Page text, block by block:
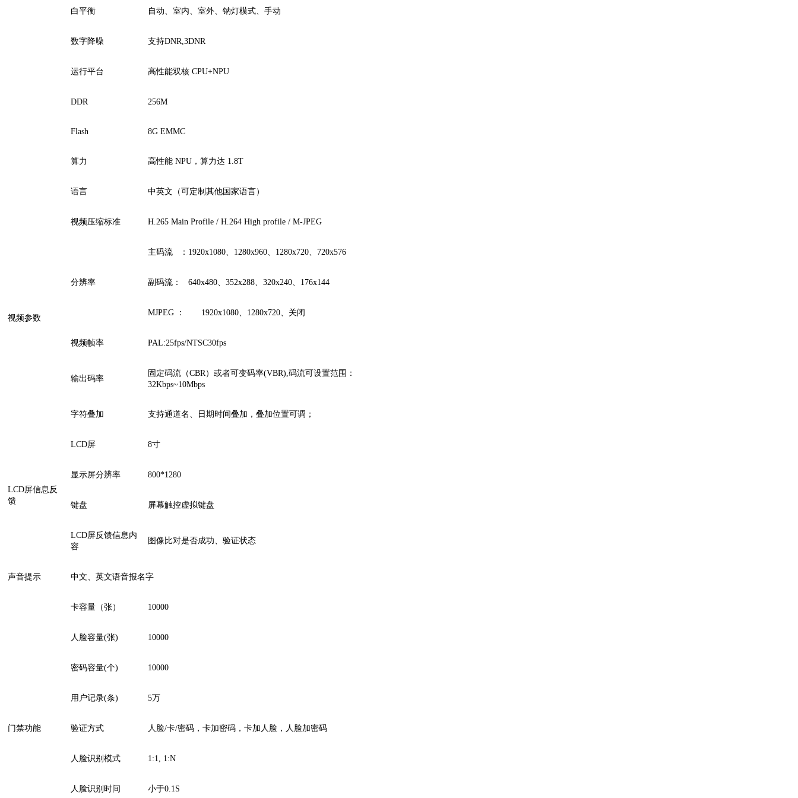
白平衡 自动、室内、室外、钠灯模式、手动
数字降噪 支持DNR,3DNR
运行平台 高性能双核 CPU+NPU
DDR 256M
Flash 8G EMMC
算力 高性能 NPU，算力达 1.8T
语言 中英文（可定制其他国家语言）
视频参数
视频压缩标准 H.265 Main Profile / H.264 High profile / M-JPEG
分辨率
主码流 ：1920x1080、1280x960、1280x720、720x576
副码流： 640x480、352x288、320x240、176x144
MJPEG ： 1920x1080、1280x720、关闭
视频帧率 PAL:25fps/NTSC30fps
输出码率
固定码流（CBR）或者可变码率(VBR),码流可设置范围：
32Kbps~10Mbps
字符叠加 支持通道名、日期时间叠加，叠加位置可调；
LCD屏信息反
馈
LCD屏 8寸
显示屏分辨率 800*1280
键盘 屏幕触控虚拟键盘
LCD屏反馈信息内
容
图像比对是否成功、验证状态
声音提示 中文、英文语音报名字
门禁功能
卡容量（张） 10000
人脸容量(张) 10000
密码容量(个) 10000
用户记录(条) 5万
验证方式 人脸/卡/密码，卡加密码，卡加人脸，人脸加密码
人脸识别模式 1:1, 1:N
人脸识别时间 小于0.1S